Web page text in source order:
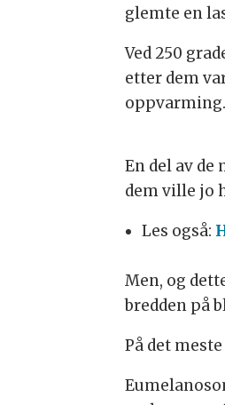
glemte en
Ved 250
etter dem
oppvarming.
En del av
dem ville jo
Les også:
Men, og
bredden på
På det